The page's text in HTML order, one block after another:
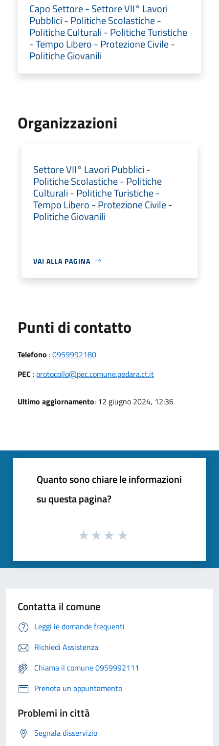
Capo Settore - Settore VII° Lavori
Pubblici - Politiche Scolastiche -
Politiche Culturali - Politiche Turistiche
- Tempo Libero - Protezione Civile -
Politiche Giovanili
Organizzazioni
Settore VII° Lavori Pubblici -
Politiche Scolastiche - Politiche
Culturali - Politiche Turistiche -
Tempo Libero - Protezione Civile -
Politiche Giovanili
VAI ALLA PAGINA
Punti di contatto
Telefono :0959992180
PEC : protocollo@pec.comune.pedara.ct.it
Ultimo aggiornamento: 12 giugno 2024, 12:36
Quanto sono chiare le informazioni
su questa pagina?
Contatta il comune
Leggi le domande frequenti
Richiedi Assistenza
Chiama il comune 0959992111
Prenota un appuntamento
Problemi in città
Segnala disservizio